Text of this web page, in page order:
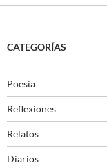
CATEGORÍAS
Poesía
Reflexiones
Relatos
Diarios